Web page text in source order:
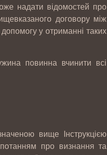
надати відомостей про
договору між
у отриманні таких
повинна вчинити всі
вище Інструкцією
про визнання та
трудового